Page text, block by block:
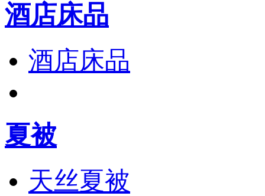
酒店床品
酒店床品
夏被
天丝夏被